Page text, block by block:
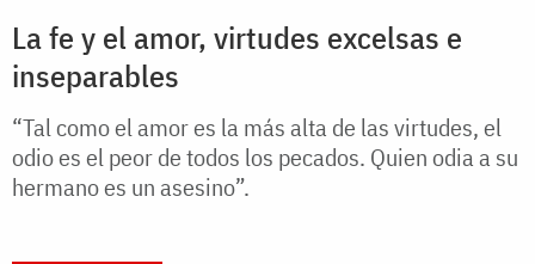
La fe y el amor, virtudes excelsas e
inseparables
“Tal como el amor es la más alta de las virtudes, el
odio es el peor de todos los pecados. Quien odia a su
hermano es un asesino”.